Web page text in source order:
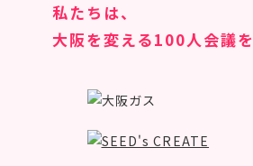
私たちは、
大阪を変える100人会議